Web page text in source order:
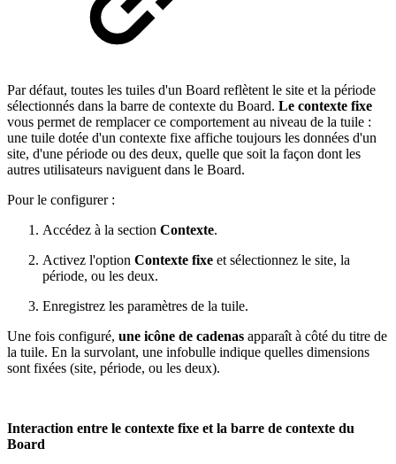
Par défaut, toutes les tuiles d'un Board reflètent le site et la période
sélectionnés dans la barre de contexte du Board. Le contexte fixe
vous permet de remplacer ce comportement au niveau de la tuile :
une tuile dotée d'un contexte fixe affiche toujours les données d'un
site, d'une période ou des deux, quelle que soit la façon dont les
autres utilisateurs naviguent dans le Board.
Pour le configurer :
Accédez à la section Contexte.
Activez l'option Contexte fixe et sélectionnez le site, la
période, ou les deux.
Enregistrez les paramètres de la tuile.
Une fois configuré, une icône de cadenas apparaît à côté du titre de
la tuile. En la survolant, une infobulle indique quelles dimensions
sont fixées (site, période, ou les deux).
Interaction entre le contexte fixe et la barre de contexte du
Board